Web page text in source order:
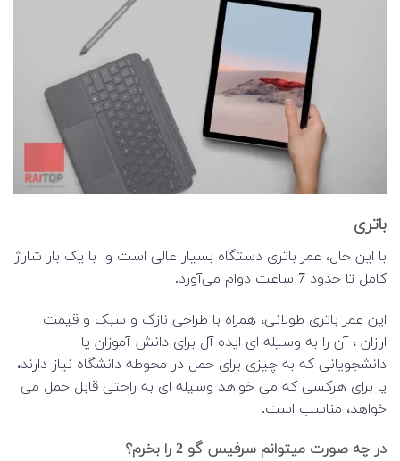
باتری
با این حال، عمر باتری دستگاه بسیار عالی است و با یک بار شارژ
کامل تا حدود 7 ساعت دوام می‌آورد.
این عمر باتری طولانی، همراه با طراحی نازک و سبک و قیمت
ارزان ، آن را به وسیله ای ایده آل برای دانش آموزان یا
دانشجویانی که به چیزی برای حمل در محوطه دانشگاه نیاز دارند،
یا برای هرکسی که می خواهد وسیله ای به راحتی قابل حمل می
خواهد، مناسب است.
در چه صورت میتوانم سرفیس گو 2 را بخرم؟